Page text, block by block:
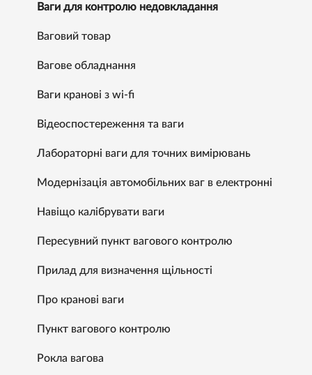
Ваги для контролю недовкладання
Ваговий товар
Вагове обладнання
Ваги кранові з wi-fi
Відеоспостереження та ваги
Лабораторні ваги для точних вимірювань
Модернізація автомобільних ваг в електронні
Навіщо калібрувати ваги
Пересувний пункт вагового контролю
Прилад для визначення щільності
Про кранові ваги
Пункт вагового контролю
Рокла вагова